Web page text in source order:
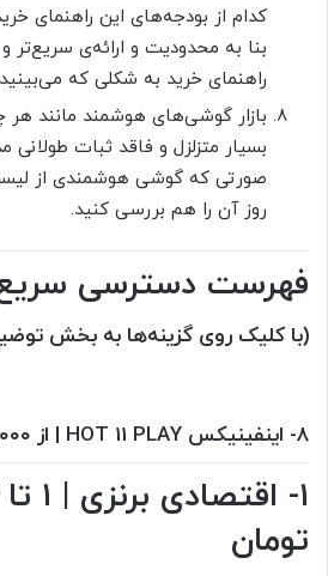
کدام از بودجه‌های این راهنمای
بنا به محدودیت و ارائه‌ی سریع‌تر
راهنمای خرید به شکلی که
بازار گوشی‌های هوشمند مانند هر
بسیار متزلزل و فاقد ثبات
صورتی که گوشی هوشمندی از
روز آن را هم بررسی کنید.
فهرست دسترسی
(با کلیک روی گزینه‌ها به بخش
۸- اینفینیکس HOT 11 PLAY | از ۳.۳۰۰.۰۰۰ تومان
تومان